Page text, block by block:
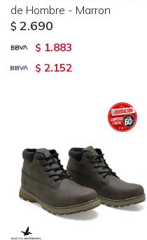
de Hombre - Marron
$ 2.690
$ 1.883
$ 2.152